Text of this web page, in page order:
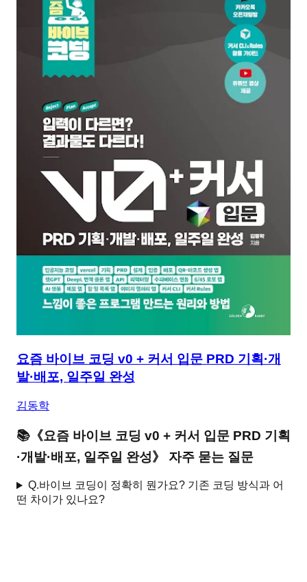
요즘 바이브 코딩 v0 + 커서 입문 PRD 기획·개
발·배포, 일주일 완성
김동학
📚 《요즘 바이브 코딩 v0 + 커서 입문 PRD 기획
·개발·배포, 일주일 완성》 자주 묻는 질문
Q.바이브 코딩이 정확히 뭔가요? 기존 코딩 방식과 어
떤 차이가 있나요?